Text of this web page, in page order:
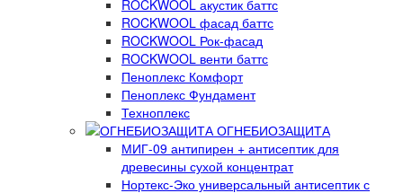
ROCKWOOL акустик баттс
ROCKWOOL фасад баттс
ROCKWOOL Рок-фасад
ROCKWOOL венти баттс
Пеноплекс Комфорт
Пеноплекс Фундамент
Техноплекс
ОГНЕБИОЗАЩИТА
МИГ-09 антипирен + антисептик для
древесины сухой концентрат
Нортекс-Эко универсальный антисептик с